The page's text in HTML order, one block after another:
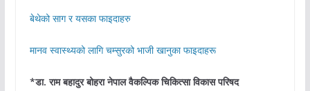
बेथेको साग र यसका फाइदाहरु
मानव स्वास्थ्यको लागि चम्सुरको भाजी खानुका फाइदाहरू
*डा. राम बहादुर बोहरा नेपाल वैकल्पिक चिकित्सा विकास परिषद